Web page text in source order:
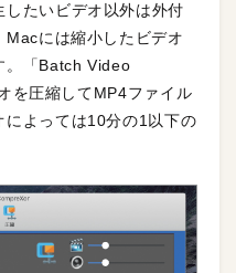
たいビデオ以外は外付
Macには縮小したビデオ
。「Batch Video
を圧縮してMP4ファイル
によっては10分の1以下の